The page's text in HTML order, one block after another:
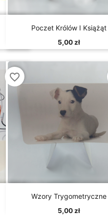
Szybki podgląd
Poczet Królów I Książąt
5,00 zł
favorite_border
Szybki podgląd
Wzory Trygometryczne
5,00 zł